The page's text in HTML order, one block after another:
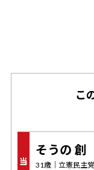
こ
当
そうの 創
31歳｜ 立憲民主党